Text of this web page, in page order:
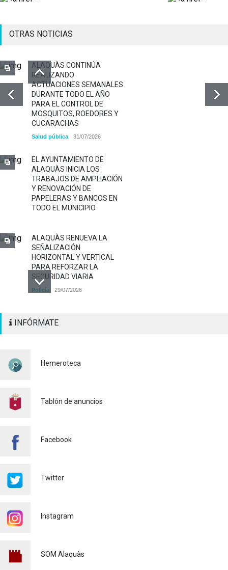
OTRAS NOTICIAS
ALAQUÀS CONTINÚA
REALIZANDO
ACTUACIONES SEMANALES
DURANTE TODO EL AÑO
PARA EL CONTROL DE
MOSQUITOS, ROEDORES Y
CUCARACHAS
Salud pública 31/07/2026
EL AYUNTAMIENTO DE
ALAQUÀS INICIA LOS
TRABAJOS DE AMPLIACIÓN
Y RENOVACIÓN DE
PAPELERAS Y BANCOS EN
TODO EL MUNICIPIO
ALAQUÀS RENUEVA LA
SEÑALIZACIÓN
HORIZONTAL Y VERTICAL
PARA REFORZAR LA
SEGURIDAD VIARIA
Policía 29/07/2026
PARA CONTROLAR LA
TIEMPO LIBRE REALIZADO
'L'ESCOLA D'ESTIU', EN EL
ELÉCTRICOS (VMP)
EL ALCALDE DE ALAQUÀS
INFÓRMATE
Hemeroteca
Tablón de anuncios
Facebook
Twitter
Instagram
SOM Alaquàs